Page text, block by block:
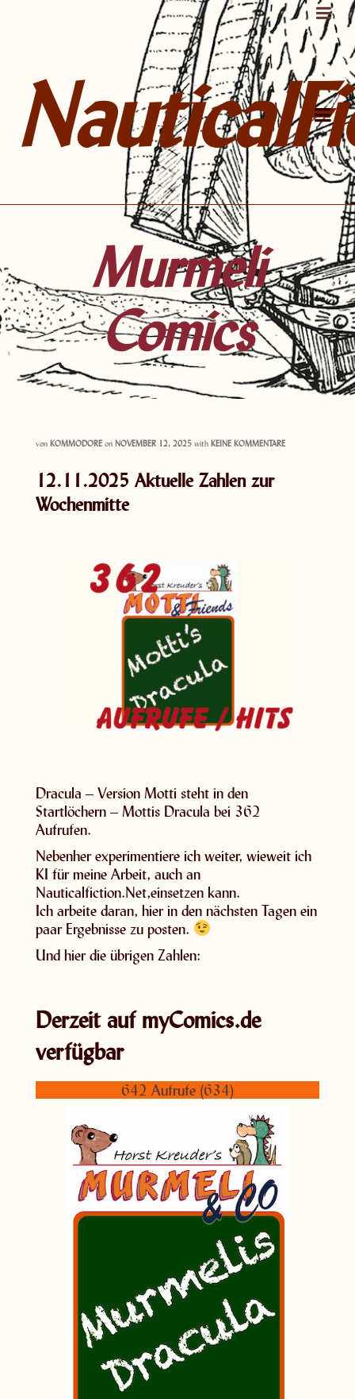
Murmeli
Comics
von KOMMODORE on NOVEMBER 12, 2025 with KEINE KOMMENTARE
12.11.2025 Aktuelle Zahlen zur
Wochenmitte
Dracula – Version Motti steht in den
Startlöchern – Mottis Dracula bei 362
Aufrufen.
Nebenher experimentiere ich weiter, wieweit ich
KI für meine Arbeit, auch an
Nauticalfiction.Net,einsetzen kann.
Ich arbeite daran, hier in den nächsten Tagen ein
paar Ergebnisse zu posten.
Und hier die übrigen Zahlen:
Derzeit auf myComics.de
verfügbar
642 Aufrufe (634)